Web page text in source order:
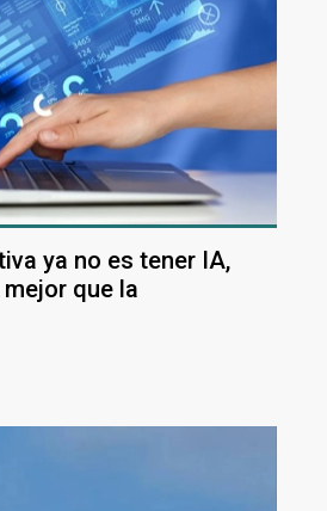
ya no es tener IA,
que la